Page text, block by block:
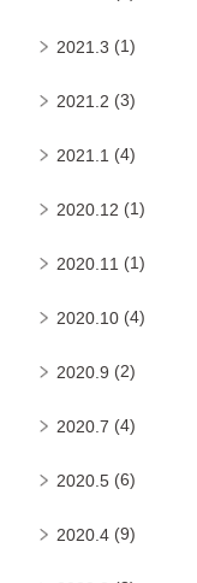
2021.3 (1)
2021.2 (3)
2021.1 (4)
2020.12 (1)
2020.11 (1)
2020.10 (4)
2020.9 (2)
2020.7 (4)
2020.5 (6)
2020.4 (9)